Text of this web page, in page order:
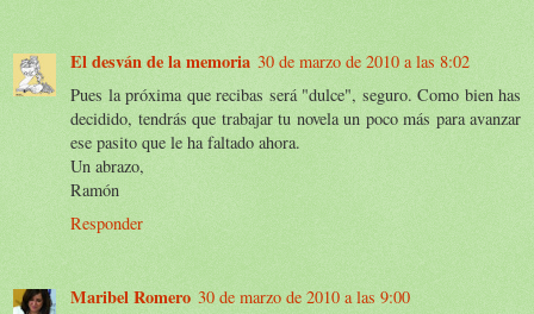
El desván de la memoria 30 de marzo de 2010 a las 8:02
Pues la próxima que recibas será "dulce", seguro. Como bien has
decidido, tendrás que trabajar tu novela un poco más para avanzar
ese pasito que le ha faltado ahora.
Un abrazo,
Ramón
Responder
Maribel Romero 30 de marzo de 2010 a las 9:00